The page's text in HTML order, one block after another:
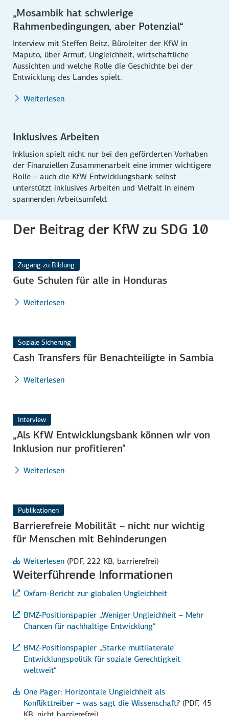
„Mosambik hat schwierige
Rahmenbedingungen, aber Potenzial“
Interview mit Steffen Beitz, Büroleiter der KfW in
Maputo, über Armut, Ungleichheit, wirtschaftliche
Aussichten und welche Rolle die Geschichte bei der
Entwicklung des Landes spielt.
Weiterlesen
Inklusives Arbeiten
Inklusion spielt nicht nur bei den geförderten Vorhaben
der Finanziellen Zusammenarbeit eine immer wichtigere
Rolle – auch die KfW Entwicklungsbank selbst
unterstützt inklusives Arbeiten und Vielfalt in einem
spannenden Arbeitsumfeld.
Der Beitrag der KfW zu SDG 10
Zugang zu Bildung
Gute Schulen für alle in Honduras
Weiterlesen
Soziale Sicherung
Cash Transfers für Benachteiligte in Sambia
Weiterlesen
Interview
„Als KfW Entwicklungsbank können wir von
Inklusion nur profitieren"
Weiterlesen
Publikationen
Barrierefreie Mobilität – nicht nur wichtig
für Menschen mit Behinderungen
Weiterlesen (PDF, 222 KB, barrierefrei)
Weiterführende Informationen
Oxfam-Bericht zur globalen Ungleichheit
BMZ-Positionspapier „Weniger Ungleichheit – Mehr
Chancen für nachhaltige Entwicklung“
BMZ-Positionspapier „Starke multilaterale
Entwicklungspolitik für soziale Gerechtigkeit
weltweit“
One Pager: Horizontale Ungleichheit als
Konflikttreiber – was sagt die Wissenschaft? (PDF, 45